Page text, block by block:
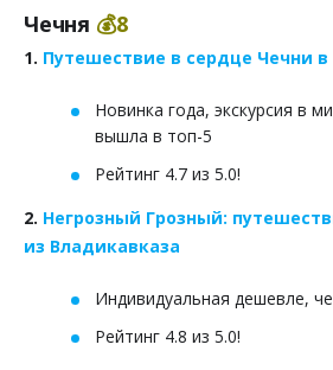
Чечня 💰8
1. Путешествие в сердце Чечни
Новинка года, экскурсия в
вышла в топ-5
Рейтинг 4.7 из 5.0!
2. Негрозный Грозный:
из Владикавказа
Индивидуальная дешевле,
Рейтинг 4.8 из 5.0!